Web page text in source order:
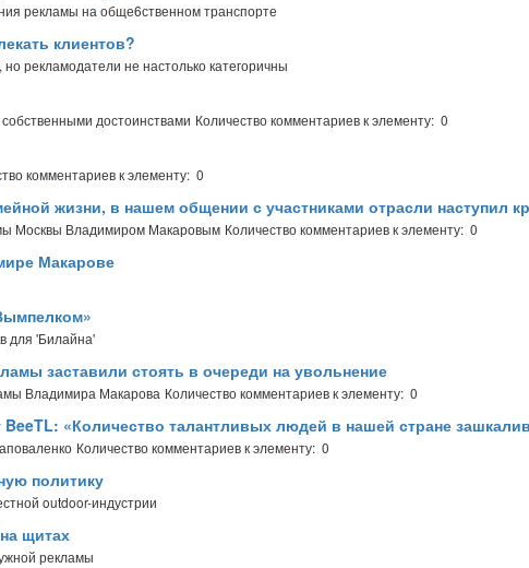
рекламы на обще6ственном транспорте
клиентов?
рекламодатели не настолько категоричны
достоинствами Количество комментариев к элементу: 0
комментариев к элементу: 0
жизни, в нашем общении с участниками отрасли наступил
Москвы Владимиром Макаровым Количество комментариев к элементу: 0
Макарове
для 'Билайна'
заставили стоять в очереди на увольнение
Владимира Макарова Количество комментариев к элементу: 0
«Количество талантливых людей в нашей стране
Количество комментариев к элементу: 0
политику
outdoor-индустрии
щитах
рекламы